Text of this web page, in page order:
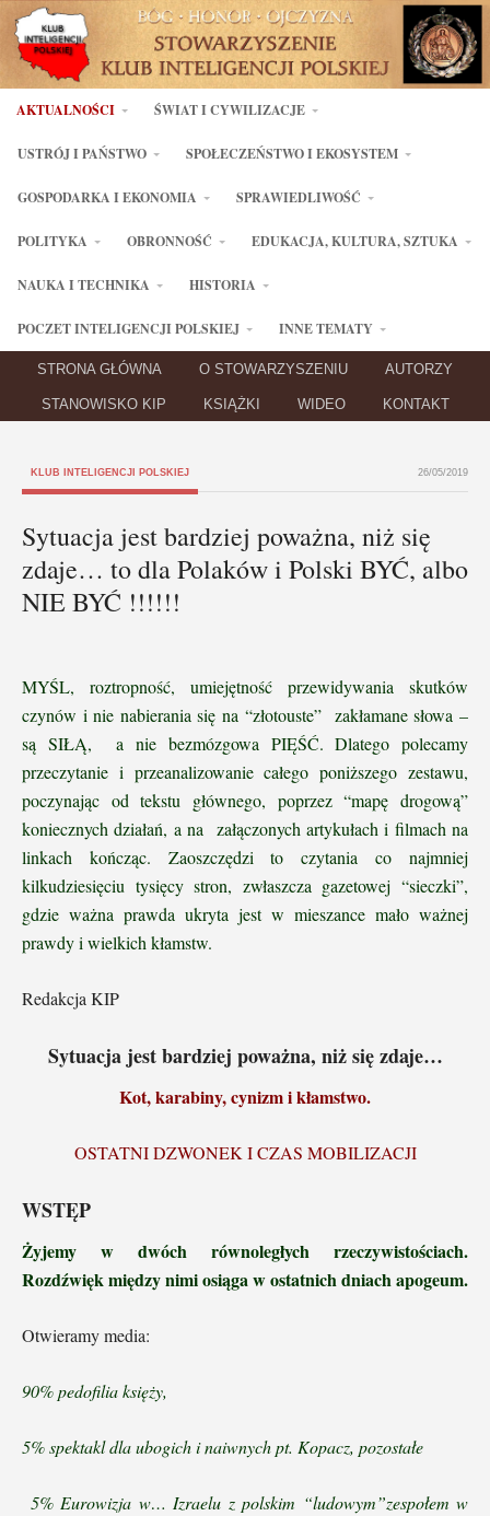
AKTUALNOŚCI ŚWIAT I CYWILIZACJE
USTRÓJ I PAŃSTWO SPOŁECZEŃSTWO I EKOSYSTEM
GOSPODARKA I EKONOMIA SPRAWIEDLIWOŚĆ
POLITYKA OBRONNOŚĆ EDUKACJA, KULTURA, SZTUKA
NAUKA I TECHNIKA HISTORIA
POCZET INTELIGENCJI POLSKIEJ INNE TEMATY
STRONA GŁÓWNA O STOWARZYSZENIU AUTORZY
STANOWISKO KIP KSIĄŻKI WIDEO KONTAKT
KLUB INTELIGENCJI POLSKIEJ 26/05/2019
Sytuacja jest bardziej poważna, niż się
zdaje… to dla Polaków i Polski BYĆ, albo
NIE BYĆ !!!!!!
MYŚL, roztropność, umiejętność przewidywania skutków
czynów i nie nabierania się na “złotouste” zakłamane słowa –
są SIŁĄ, a nie bezmózgowa PIĘŚĆ. Dlatego polecamy
przeczytanie i przeanalizowanie całego poniższego zestawu,
poczynając od tekstu głównego, poprzez “mapę drogową”
koniecznych działań, a na załączonych artykułach i filmach na
linkach kończąc. Zaoszczędzi to czytania co najmniej
kilkudziesięciu tysięcy stron, zwłaszcza gazetowej “sieczki”,
gdzie ważna prawda ukryta jest w mieszance mało ważnej
prawdy i wielkich kłamstw.
Redakcja KIP
Sytuacja jest bardziej poważna, niż się zdaje…
Kot, karabiny, cynizm i kłamstwo.
OSTATNI DZWONEK I CZAS MOBILIZACJI
WSTĘP
Żyjemy w dwóch równoległych rzeczywistościach.
Rozdźwięk między nimi osiąga w ostatnich dniach apogeum.
Otwieramy media:
90% pedofilia księży,
5% spektakl dla ubogich i naiwnych pt. Kopacz, pozostałe
5% Eurowizja w… Izraelu z polskim “ludowym”zespołem w